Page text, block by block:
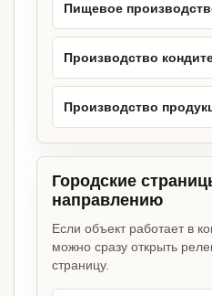
Пищевое
Производство
Производство
Городские
направлению
Если объект работает в
можно сразу открыть
страницу.